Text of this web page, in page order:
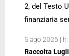
2, del Testo
finanziaria
5 ago 2026 | h:
Raccolta